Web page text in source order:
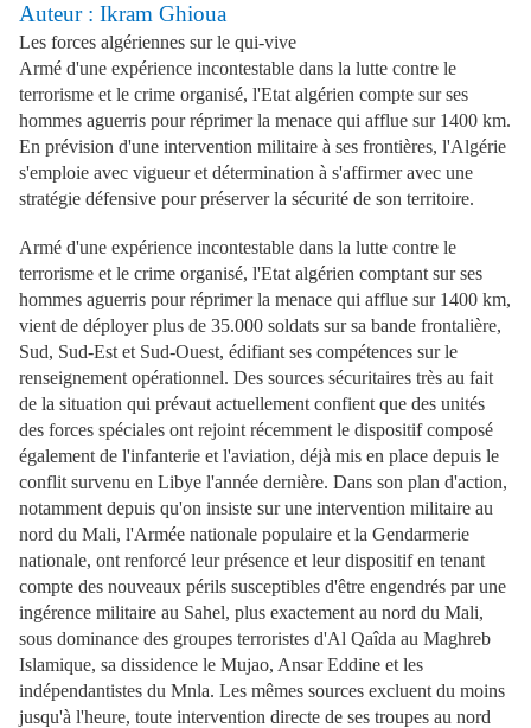
Auteur : Ikram Ghioua
Les forces algériennes sur le qui-vive
Armé d'une expérience incontestable dans la lutte contre le
terrorisme et le crime organisé, l'Etat algérien compte sur ses
hommes aguerris pour réprimer la menace qui afflue sur 1400 km.
En prévision d'une intervention militaire à ses frontières, l'Algérie
s'emploie avec vigueur et détermination à s'affirmer avec une
stratégie défensive pour préserver la sécurité de son territoire.
Armé d'une expérience incontestable dans la lutte contre le
terrorisme et le crime organisé, l'Etat algérien comptant sur ses
hommes aguerris pour réprimer la menace qui afflue sur 1400 km,
vient de déployer plus de 35.000 soldats sur sa bande frontalière,
Sud, Sud-Est et Sud-Ouest, édifiant ses compétences sur le
renseignement opérationnel. Des sources sécuritaires très au fait
de la situation qui prévaut actuellement confient que des unités
des forces spéciales ont rejoint récemment le dispositif composé
également de l'infanterie et l'aviation, déjà mis en place depuis le
conflit survenu en Libye l'année dernière. Dans son plan d'action,
notamment depuis qu'on insiste sur une intervention militaire au
nord du Mali, l'Armée nationale populaire et la Gendarmerie
nationale, ont renforcé leur présence et leur dispositif en tenant
compte des nouveaux périls susceptibles d'être engendrés par une
ingérence militaire au Sahel, plus exactement au nord du Mali,
sous dominance des groupes terroristes d'Al Qaîda au Maghreb
Islamique, sa dissidence le Mujao, Ansar Eddine et les
indépendantistes du Mnla. Les mêmes sources excluent du moins
jusqu'à l'heure, toute intervention directe de ses troupes au nord